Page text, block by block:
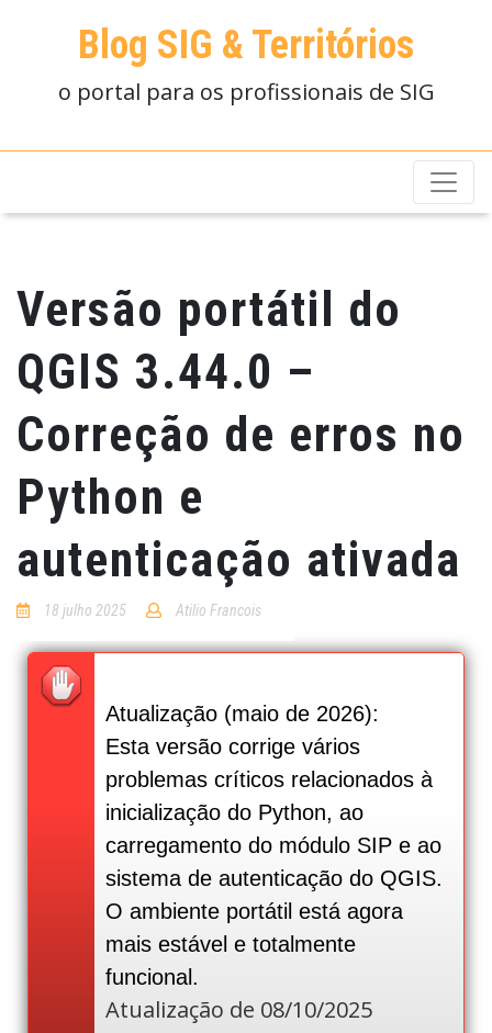
Blog SIG & Territórios
o portal para os profissionais de SIG
Versão portátil do
QGIS 3.44.0 –
Correção de erros no
Python e
autenticação ativada
18 julho 2025 Atilio Francois
Atualização (maio de 2026):
Esta versão corrige vários
problemas críticos relacionados à
inicialização do Python, ao
carregamento do módulo SIP e ao
sistema de autenticação do QGIS.
O ambiente portátil está agora
mais estável e totalmente
funcional.
Atualização de 08/10/2025